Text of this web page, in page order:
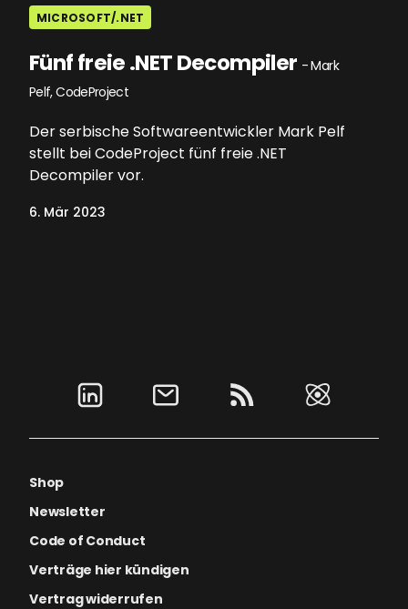
MICROSOFT/.NET
Fünf freie .NET Decompiler - Mark
Pelf, CodeProject
Der serbische Softwareentwickler Mark Pelf
stellt bei CodeProject fünf freie .NET
Decompiler vor.
6. Mär 2023
Shop
Newsletter
Code of Conduct
Verträge hier kündigen
Vertrag widerrufen